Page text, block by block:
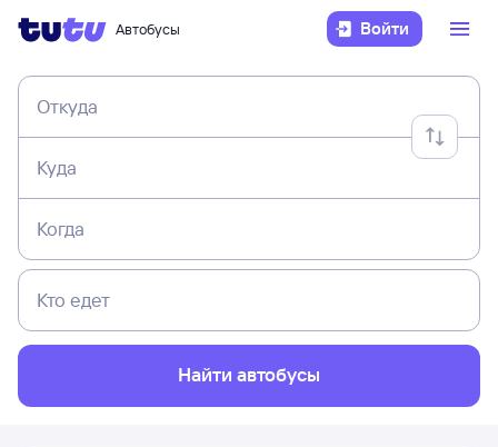
Автобусы Войти
Откуда
Куда
Когда
Кто едет
Найти автобусы